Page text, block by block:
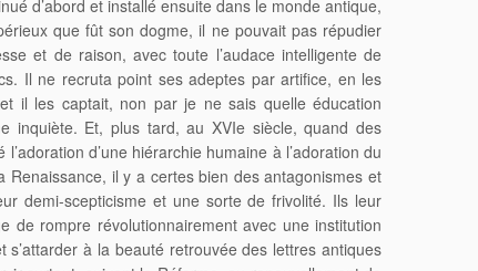
d’abord et installé ensuite dans le monde antique,
que fût son dogme, il ne pouvait pas répudier
et de raison, avec toute l’audace intelligente de
Il ne recruta point ses adeptes par artifice, en les
il les captait, non par je ne sais quelle éducation
inquiète. Et, plus tard, au XVIe siècle, quand des
d’une hiérarchie humaine à l’adoration du
Renaissance, il y a certes bien des antagonismes et
demi-scepticisme et une sorte de frivolité. Ils leur
de rompre révolutionnairement avec une institution
à la beauté retrouvée des lettres antiques